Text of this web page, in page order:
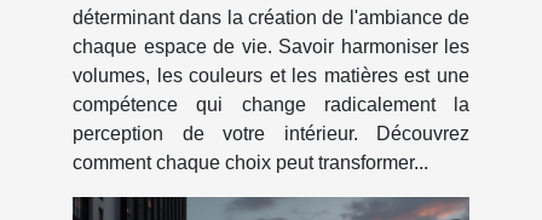
déterminant dans la création de l'ambiance de
chaque espace de vie. Savoir harmoniser les
volumes, les couleurs et les matières est une
compétence qui change radicalement la
perception de votre intérieur. Découvrez
comment chaque choix peut transformer...